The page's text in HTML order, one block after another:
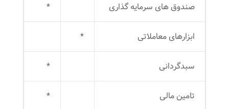
صندوق های سرمایه گذاری *
ابزارهای معاملاتی *
سبدگردانی *
تامین مالی *